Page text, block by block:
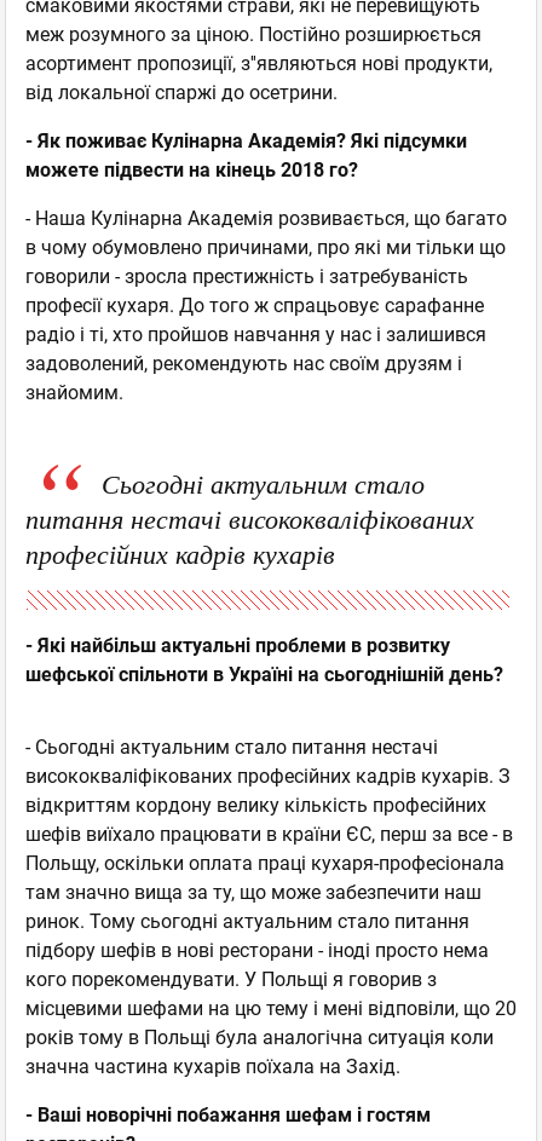
смаковими якостями страви, які не перевищують
меж розумного за ціною. Постійно розширюється
асортимент пропозиції, з''являються нові продукти,
від локальної спаржі до осетрини.
- Як поживає Кулінарна Академія? Які підсумки
можете підвести на кінець 2018 го?
- Наша Кулінарна Академія розвивається, що багато
в чому обумовлено причинами, про які ми тільки що
говорили - зросла престижність і затребуваність
професії кухаря. До того ж спрацьовує сарафанне
радіо і ті, хто пройшов навчання у нас і залишився
задоволений, рекомендують нас своїм друзям і
знайомим.
Сьогодні актуальним стало
питання нестачі висококваліфікованих
професійних кадрів кухарів
- Які найбільш актуальні проблеми в розвитку
шефської спільноти в Україні на сьогоднішній день?
- Сьогодні актуальним стало питання нестачі
висококваліфікованих професійних кадрів кухарів. З
відкриттям кордону велику кількість професійних
шефів виїхало працювати в країни ЄС, перш за все - в
Польщу, оскільки оплата праці кухаря-професіонала
там значно вища за ту, що може забезпечити наш
ринок. Тому сьогодні актуальним стало питання
підбору шефів в нові ресторани - іноді просто нема
кого порекомендувати. У Польщі я говорив з
місцевими шефами на цю тему і мені відповіли, що 20
років тому в Польщі була аналогічна ситуація коли
значна частина кухарів поїхала на Захід.
- Ваші новорічні побажання шефам і гостям